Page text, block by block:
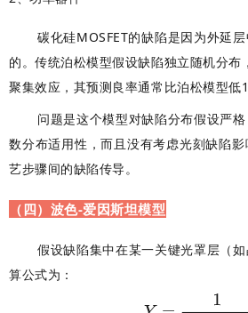
碳化硅MOSFET的缺陷是因为外延
的。传统泊松模型假设缺陷独立随机分布
聚集效应，其预测良率通常比泊松模型低
问题是这个模型对缺陷分布假设严
数分布适用性，而且没有考虑光刻缺陷
艺步骤间的缺陷传导。
（四） 波色-爱因斯坦模型
假设缺陷集中在某一关键光罩层（
算公式为：